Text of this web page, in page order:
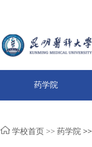
药学院
学校首页 >> 药学院